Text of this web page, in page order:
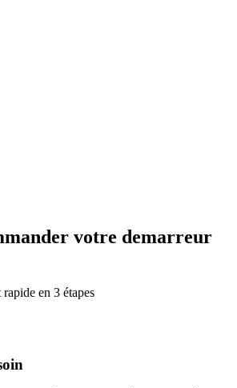
votre demarreur
en 3 étapes